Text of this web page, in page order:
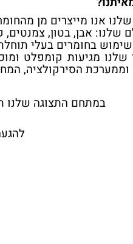
אנו מייצרים מן
שלנו: אבן, בטון,
בחומרים בעלי
שלנו מגיעות קומפלט
וממערכת הסירקולציה,
במתחם התצוגה שלנו